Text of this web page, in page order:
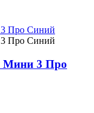
Мини 3 Про